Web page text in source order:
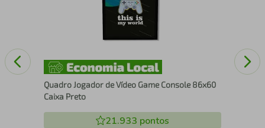
Quadro Jogador de Vídeo Game Console 86x60
Caixa Preto
21.933 pontos